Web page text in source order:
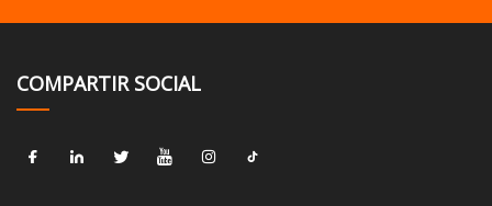
COMPARTIR SOCIAL